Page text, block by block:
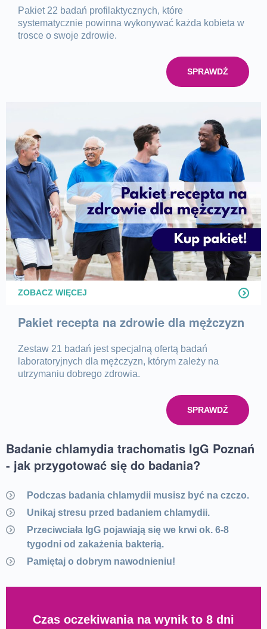
Pakiet 22 badań profilaktycznych, które
systematycznie powinna wykonywać każda kobieta w
trosce o swoje zdrowie.
SPRAWDŹ
ZOBACZ WIĘCEJ
Pakiet recepta na zdrowie dla mężczyzn
Zestaw 21 badań jest specjalną ofertą badań
laboratoryjnych dla mężczyzn, którym zależy na
utrzymaniu dobrego zdrowia.
SPRAWDŹ
Badanie chlamydia trachomatis IgG Poznań
- jak przygotować się do badania?
Podczas badania chlamydii musisz być na czczo.
Unikaj stresu przed badaniem chlamydii.
Przeciwciała IgG pojawiają się we krwi ok. 6-8
tygodni od zakażenia bakterią.
Pamiętaj o dobrym nawodnieniu!
Czas oczekiwania na wynik to 8 dni